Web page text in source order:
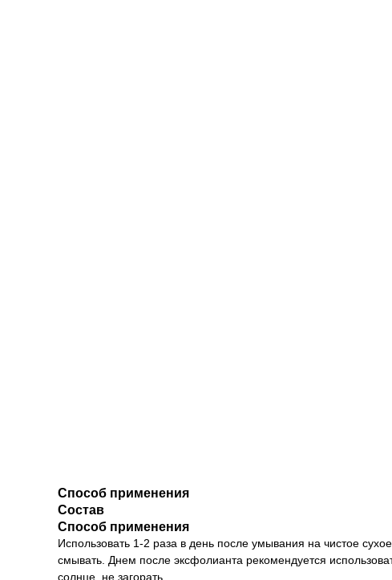
Способ применения
Состав
Способ применения
Использовать 1-2 раза в день после умывания на чистое
смывать. Днем после эксфолианта рекомендуется
солнце, не загорать.